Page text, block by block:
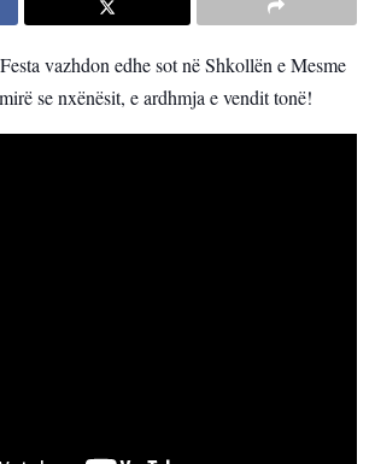
vazhdon edhe sot në Shkollën e Mesme
se nxënësit, e ardhmja e vendit tonë!